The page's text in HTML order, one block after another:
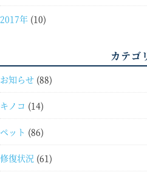
2017年 (10)
カテゴ
お知らせ (88)
キノコ (14)
ペット (86)
修復状況 (61)